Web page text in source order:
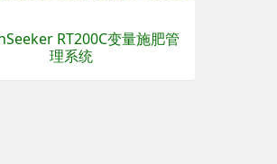
RT200C变量施肥管
理系统